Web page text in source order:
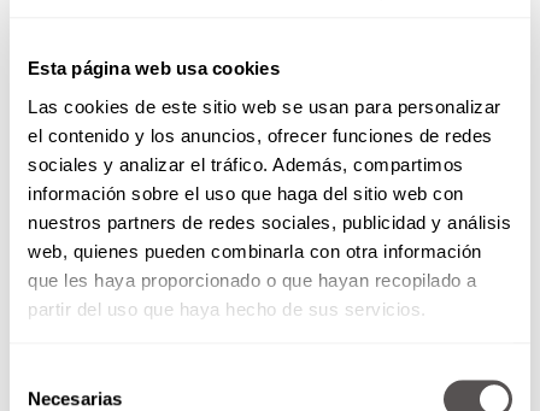
Esta página web usa cookies
Las cookies de este sitio web se usan para personalizar
el contenido y los anuncios, ofrecer funciones de redes
sociales y analizar el tráfico. Además, compartimos
información sobre el uso que haga del sitio web con
nuestros partners de redes sociales, publicidad y análisis
web, quienes pueden combinarla con otra información
que les haya proporcionado o que hayan recopilado a
partir del uso que haya hecho de sus servicios.
Necesarias
Lo que no sabías de Ana Frank
Les decimos TODO sobre ella,
pero de su familia, pero de su
infancia, pero de la guerra y